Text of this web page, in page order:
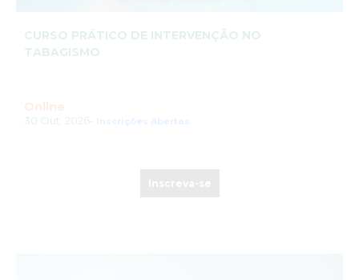
CURSO PRÁTICO DE INTERVENÇÃO NO
TABAGISMO
Online
Inscrições Abertas